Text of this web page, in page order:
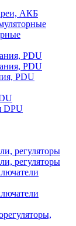
АКБ
PDU
PDU
PDU
DPU
регуляторы
регуляторы